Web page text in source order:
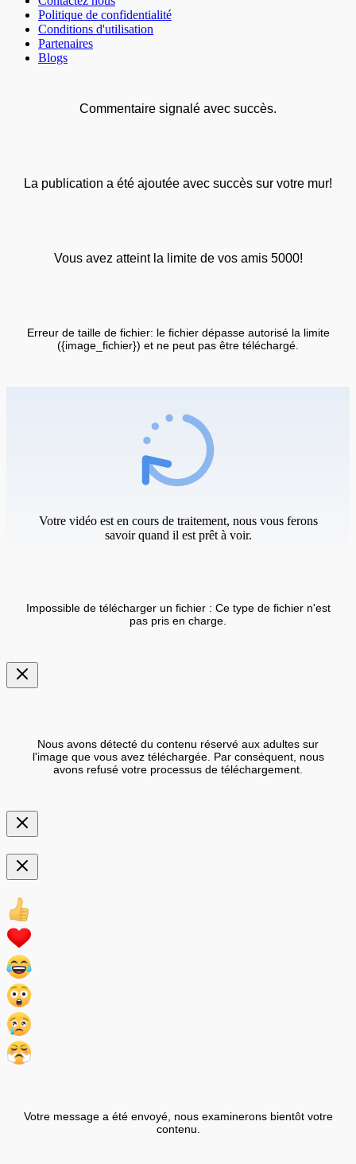
Politique de confidentialité
Conditions d'utilisation
Partenaires
Blogs
Commentaire signalé avec succès.
La publication a été ajoutée avec succès sur votre mur!
Vous avez atteint la limite de vos amis 5000!
Erreur de taille de fichier: le fichier dépasse autorisé la limite
({image_fichier}) et ne peut pas être téléchargé.
Votre vidéo est en cours de traitement, nous vous ferons
savoir quand il est prêt à voir.
Impossible de télécharger un fichier : Ce type de fichier n'est
pas pris en charge.
Nous avons détecté du contenu réservé aux adultes sur
l'image que vous avez téléchargée. Par conséquent, nous
avons refusé votre processus de téléchargement.
Votre message a été envoyé, nous examinerons bientôt votre
contenu.